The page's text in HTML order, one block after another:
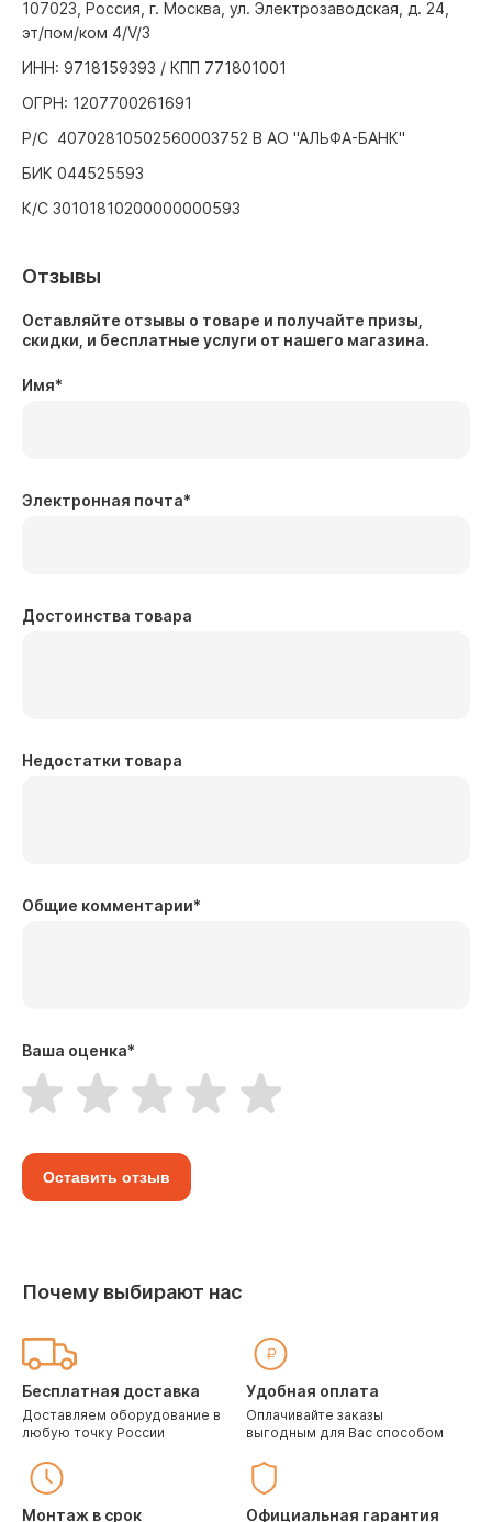
107023, Россия, г. Москва, ул. Электрозаводская, д. 24,
эт/пом/ком 4/V/3
ИНН: 9718159393 / КПП 771801001
ОГРН: 1207700261691
Р/С 40702810502560003752 В АО "АЛЬФА-БАНК"
БИК 044525593
К/С 30101810200000000593
Отзывы
Оставляйте отзывы о товаре и получайте призы,
скидки, и бесплатные услуги от нашего магазина.
Имя*
Электронная почта*
Достоинства товара
Недостатки товара
Общие комментарии*
Ваша оценка*
Оставить отзыв
Почему выбирают нас
Бесплатная доставка
Доставляем оборудование в
любую точку России
Удобная оплата
Оплачивайте заказы
выгодным для Вас способом
Монтаж в срок Официальная гарантия